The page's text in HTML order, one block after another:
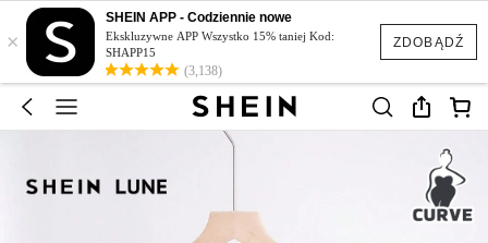
ZDOBĄDŹ
×
SHEIN APP - Codziennie nowe
Ekskluzywne APP Wszystko 15% taniej Kod:
SHAPP15
(3,138)